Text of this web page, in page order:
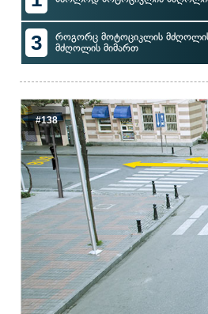
3
როგორც მოტოციკლის მძღოლის,
მძღოლის მიმართ
#138